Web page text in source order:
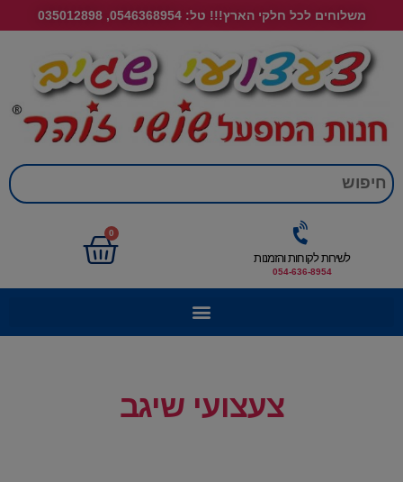
משלוחים לכל חלקי הארץ!!! טל: 0546368954, 035012898
לשירות לקוחות והזמנות
054-636-8954
0
צעצועי שיגב